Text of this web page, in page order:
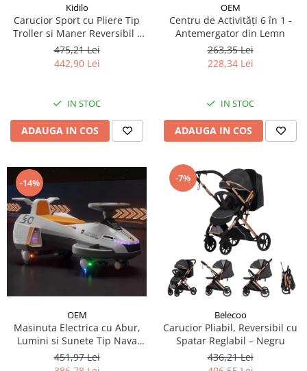
Kidilo
Carucior Sport cu Pliere Tip
Troller si Maner Reversibil -
Bej
475,21 Lei
442,90 Lei
IN STOC
ADAUGA IN COS
OEM
Centru de Activități 6 în 1 -
Antemergator din Lemn
263,35 Lei
228,34 Lei
IN STOC
ADAUGA IN COS
-14%
OEM
Masinuta Electrica cu Abur,
Lumini si Sunete Tip Nava
Spatiala
451,97 Lei
-7%
Belecoo
Carucior Pliabil, Reversibil cu
Spatar Reglabil – Negru
436,21 Lei